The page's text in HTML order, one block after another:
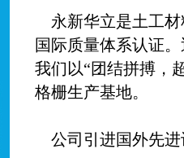
永新华立是土工材
国际质量体系认证
我们以“团结拼搏，
格栅生产基地。
公司引进国外先进